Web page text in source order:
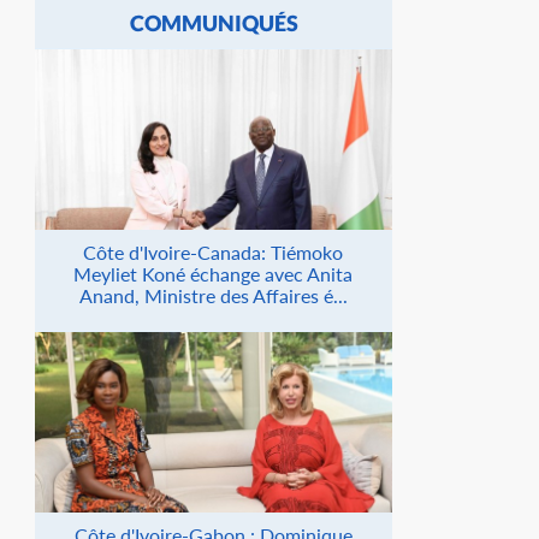
COMMUNIQUÉS
Côte d'Ivoire-Canada: Tiémoko
Meyliet Koné échange avec Anita
Anand, Ministre des Affaires é...